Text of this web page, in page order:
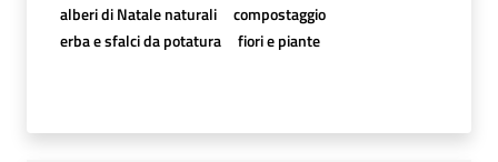
alberi di Natale naturali
compostaggio
erba e sfalci da potatura
fiori e piante